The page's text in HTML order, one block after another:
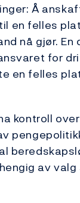
Å
en felles
nå gjør.
for
en felles
kontroll
av